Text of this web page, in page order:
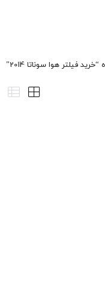
فیلتر هوا سوناتا 2014”